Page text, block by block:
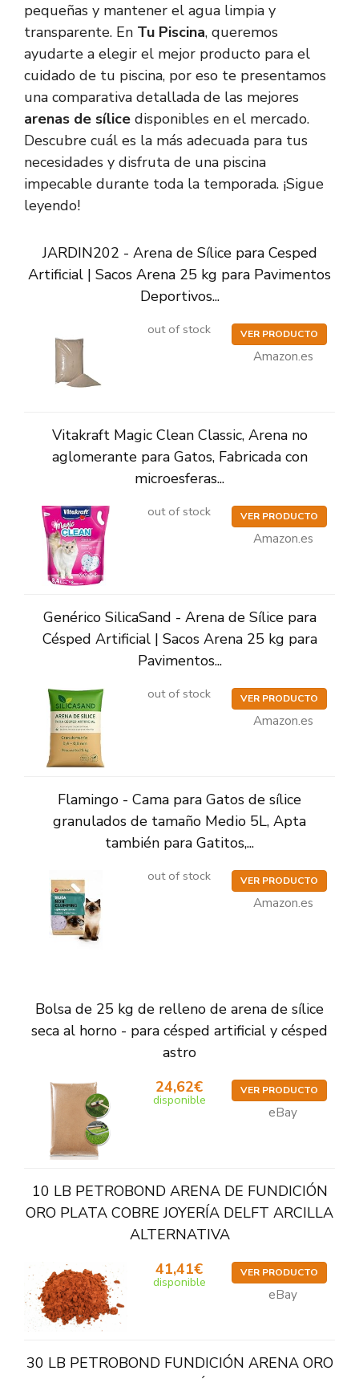
pequeñas y mantener el agua limpia y
transparente. En Tu Piscina, queremos
ayudarte a elegir el mejor producto para el
cuidado de tu piscina, por eso te presentamos
una comparativa detallada de las mejores
arenas de sílice disponibles en el mercado.
Descubre cuál es la más adecuada para tus
necesidades y disfruta de una piscina
impecable durante toda la temporada. ¡Sigue
leyendo!
JARDIN202 - Arena de Sílice para Cesped
Artificial | Sacos Arena 25 kg para Pavimentos
Deportivos...
out of stock VER PRODUCTO
Amazon.es
Vitakraft Magic Clean Classic, Arena no
aglomerante para Gatos, Fabricada con
microesferas...
out of stock VER PRODUCTO
Amazon.es
Genérico SilicaSand - Arena de Sílice para
Césped Artificial | Sacos Arena 25 kg para
Pavimentos...
out of stock VER PRODUCTO
Amazon.es
Flamingo - Cama para Gatos de sílice
granulados de tamaño Medio 5L, Apta
también para Gatitos,...
out of stock VER PRODUCTO
Amazon.es
Bolsa de 25 kg de relleno de arena de sílice
seca al horno - para césped artificial y césped
astro
24,62€
disponible
VER PRODUCTO
eBay
10 LB PETROBOND ARENA DE FUNDICIÓN
ORO PLATA COBRE JOYERÍA DELFT ARCILLA
ALTERNATIVA
41,41€
disponible
VER PRODUCTO
eBay
30 LB PETROBOND FUNDICIÓN ARENA ORO